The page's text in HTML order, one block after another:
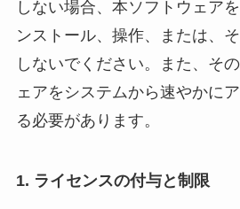
しない場合、本ソフトウェア
ンストール、操作、または、
しないでください。また、そ
ェアをシステムから速やかに
る必要があります。
1. ライセンスの付与と制限